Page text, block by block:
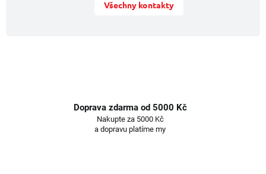
Všechny kontakty
Doprava zdarma od 5000 Kč
Nakupte za 5000 Kč
a dopravu platíme my